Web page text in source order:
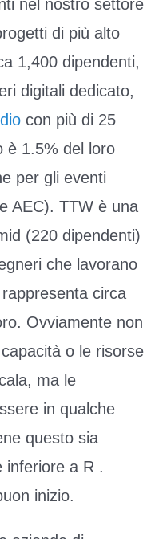
nel nostro settore
di più alto
1,400 dipendenti,
digitali dedicato,
con più di 25
è 1.5% del loro
per gli eventi
AEC). TTW è una
(220 dipendenti)
che lavorano
circa
Ovviamente non
o le risorse
ma le
in qualche
questo sia
inferiore a R .
inizio.